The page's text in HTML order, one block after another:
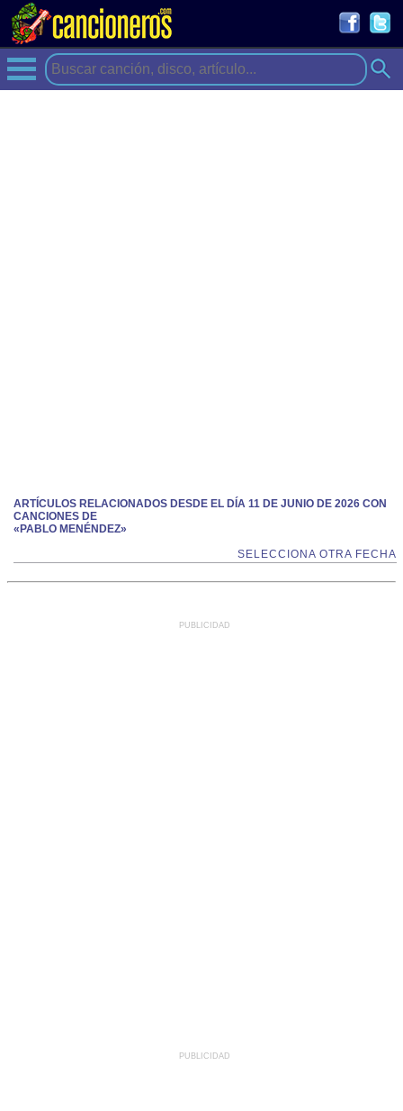
ARTÍCULOS RELACIONADOS DESDE EL DÍA 11 DE JUNIO DE 2026 CON
CANCIONES DE
«PABLO MENÉNDEZ»
SELECCIONA OTRA FECHA
PUBLICIDAD
PUBLICIDAD